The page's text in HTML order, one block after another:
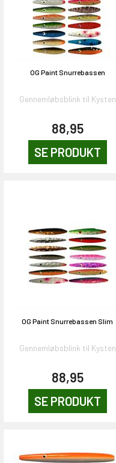
OG Paint Snurrebassen
Gennemløbsblink til Kysten
88,95
SE PRODUKT
OG Paint Snurrebassen Slim
Gennemløbsblink til Kysten
88,95
SE PRODUKT